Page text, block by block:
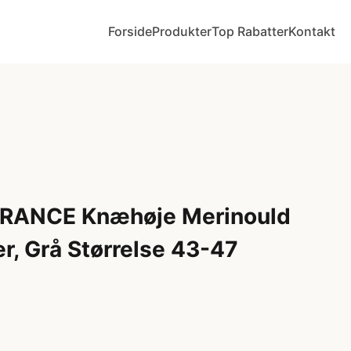
ForsideProdukterTop RabatterKontakt
Knæhøje Merinould
Grå Størrelse 43-47